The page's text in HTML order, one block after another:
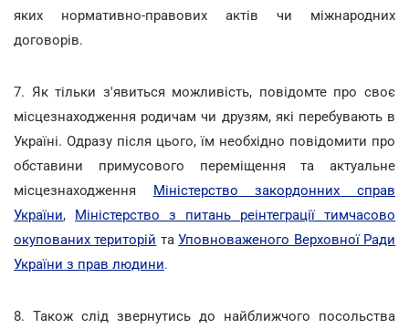
яких нормативно-правових актів чи міжнародних
договорів.
7. Як тільки з'явиться можливість, повідомте про своє
місцезнаходження родичам чи друзям, які перебувають в
Україні. Одразу після цього, їм необхідно повідомити про
обставини примусового переміщення та актуальне
місцезнаходження Міністерство закордонних справ
України, Міністерство з питань реінтеграції тимчасово
окупованих територій таУповноваженого Верховної Ради
України з прав людини.
8. Також слід звернутись до найближчого посольства